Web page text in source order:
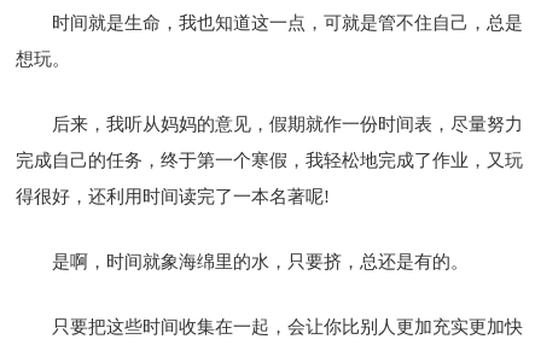
时间就是生命，我也知道这一点，可就是管不住自己，总是
想玩。
后来，我听从妈妈的意见，假期就作一份时间表，尽量努力
完成自己的任务，终于第一个寒假，我轻松地完成了作业，又玩
得很好，还利用时间读完了一本名著呢!
是啊，时间就象海绵里的水，只要挤，总还是有的。
只要把这些时间收集在一起，会让你比别人更加充实更加快